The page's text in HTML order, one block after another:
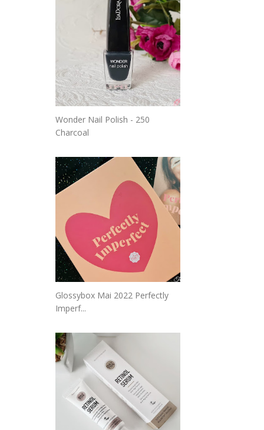
Wonder Nail Polish - 250
Charcoal
Glossybox Mai 2022 Perfectly
Imperf...